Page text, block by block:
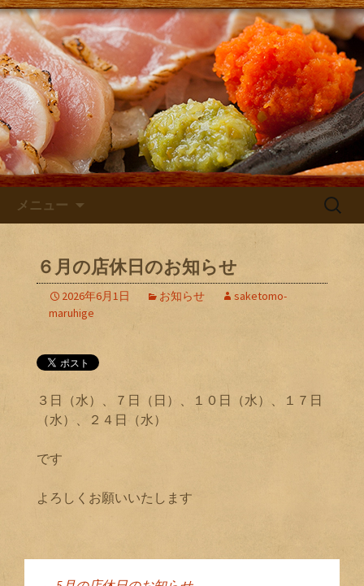
さけともまるひげブログ
大阪・庄内にある居酒屋「さけともま
るひげ」の店主が主に日本酒のン入荷
やお店のお知らせを発信するブログで
す！
メニュー
検
６月の店休日のお知らせ
2026年6月1日 お知らせ
saketomo-
maruhige
３日（水）、７日（日）、１０日（水）、１７日
（水）、２４日（水）
です
よろしくお願いいたします